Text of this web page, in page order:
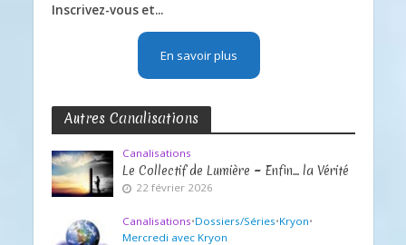
Inscrivez-vous et...
En savoir plus
Autres Canalisations
Canalisations
Le Collectif de Lumière ~ Enfin… la Vérité
22 février 2026
Canalisations•Dossiers/Séries•Kryon•
Mercredi avec Kryon